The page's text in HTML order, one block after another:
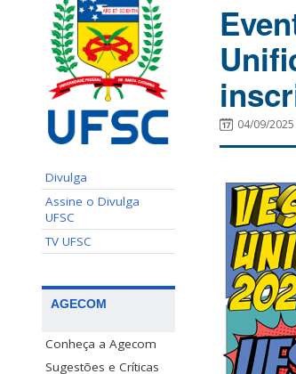
Divulga
Assine o Divulga
UFSC
TV UFSC
AGECOM
Conheça a Agecom
Sugestões e Críticas
04/09/2025